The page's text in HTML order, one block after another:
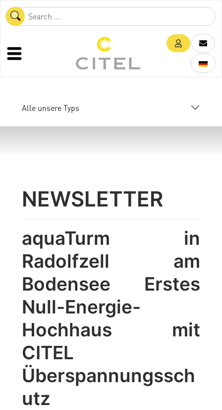
Alle unsere Typs
NEWSLETTER
aquaTurm in
Radolfzell am
Bodensee Erstes
Null-Energie-
Hochhaus mit
CITEL
Überspannungssch
utz